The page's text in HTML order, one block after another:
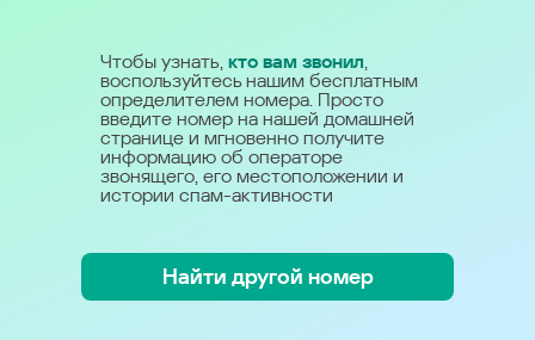
Чтобы узнать, кто вам звонил,
воспользуйтесь нашим бесплатным
определителем номера. Просто
введите номер на нашей домашней
странице и мгновенно получите
информацию об операторе
звонящего, его местоположении и
истории спам-активности
Найти другой номер